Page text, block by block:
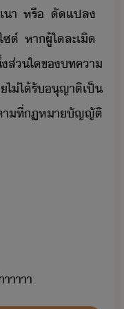
า​ ​หรื​ ​ัแปล​
ต์​ ​หา​ผู้ใ​ละเิ​
ส่​ใ​ข​ทคา​
รั​ุญาติ​เป็​
าที่​ฏหา​ัญญัติ​
าาาา